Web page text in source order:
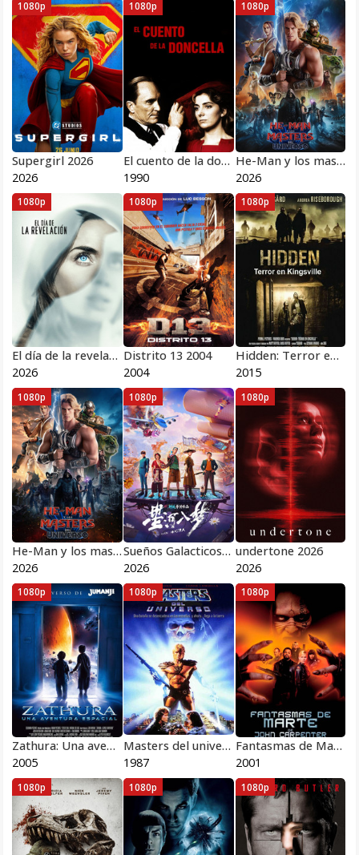
Supergirl 2026
2026
1080p
El cuento de la doncella 1990
1990
1080p
He-Man y los masters del universo 2026
2026
1080p
El día de la revelación 2026
2026
1080p
Distrito 13 2004
2004
1080p
Hidden: Terror en Kingsville 2015
2015
1080p
He-Man y los masters del universo 2026
2026
1080p
Sueños Galacticos 2026
2026
1080p
undertone 2026
2026
1080p
Zathura: Una aventura espacial 2005
2005
1080p
Masters del universo 1987
1987
1080p
Fantasmas de Marte 2001
2001
1080p
1080p 1080p 1080p